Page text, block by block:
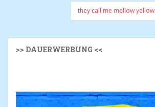
they call me mellow yellow
>> DAUERWERBUNG <<